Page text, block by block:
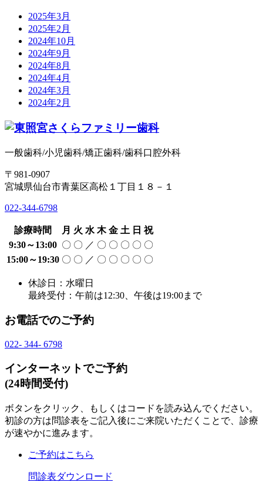
2025年3月
2025年2月
2024年10月
2024年9月
2024年8月
2024年4月
2024年3月
2024年2月
一般歯科/小児歯科/矯正歯科/歯科口腔外科
〒981-0907
宮城県仙台市青葉区高松１丁目１８－１
022-344-6798
診療時間 月 火 水 木 金 土 日 祝
9:30～13:00 〇 〇 ／ 〇 〇 〇 〇 〇
15:00～19:30 〇 〇 ／ 〇 〇 〇 〇 〇
休診日：水曜日
最終受付：午前は12:30、午後は19:00まで
お電話でのご予約
022- 344- 6798
インターネットでご予約
(24時間受付)
ボタンをクリック、もしくはコードを読み込んでください。
初診の方は問診表をご記入後にご来院いただくことで、診療
が速やかに進みます。
ご予約はこちら
問診表ダウンロード